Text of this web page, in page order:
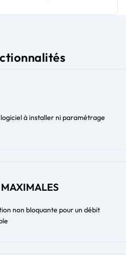
à installer ni paramétrage
non bloquante pour un débit